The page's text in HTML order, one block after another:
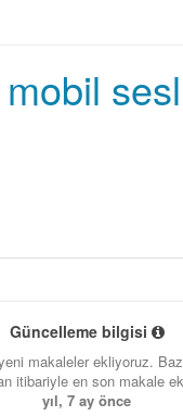
mobil
Güncelleme bilgisi
makaleler ekliyoruz.
itibariyle en son makale
yıl, 7 ay önce